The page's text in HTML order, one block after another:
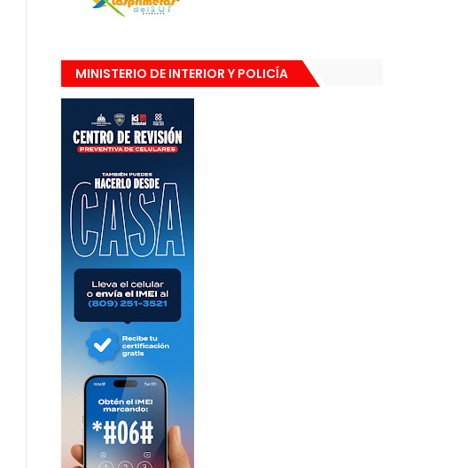
MINISTERIO DE INTERIOR Y POLICÍA